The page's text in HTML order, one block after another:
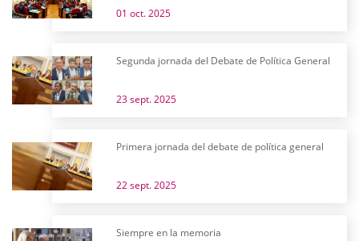
01 oct. 2025
Segunda jornada del Debate de Política General
23 sept. 2025
Primera jornada del debate de política general
22 sept. 2025
Siempre en la memoria